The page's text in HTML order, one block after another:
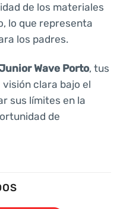
de los materiales
lo que representa
los padres.
Wave Porto, tus
clara bajo el
sus límites en la
de